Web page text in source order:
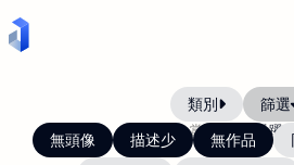
類別 篩選
當前排序: 活躍
無頭像 描述少 無作品